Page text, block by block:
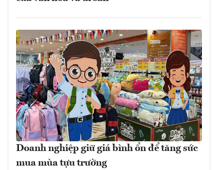
Doanh nghiệp giữ giá bình ổn để tăng sức
mua mùa tựu trường